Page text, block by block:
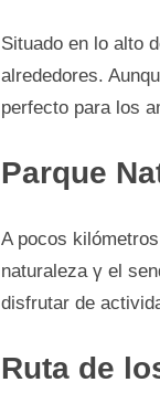
Situado en lo alto
alrededores.
perfecto para los
Parque
A pocos
naturaleza γ el
disfrutar dе
Ruta dе